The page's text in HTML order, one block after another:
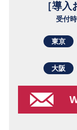
［導
受付
東京
大阪